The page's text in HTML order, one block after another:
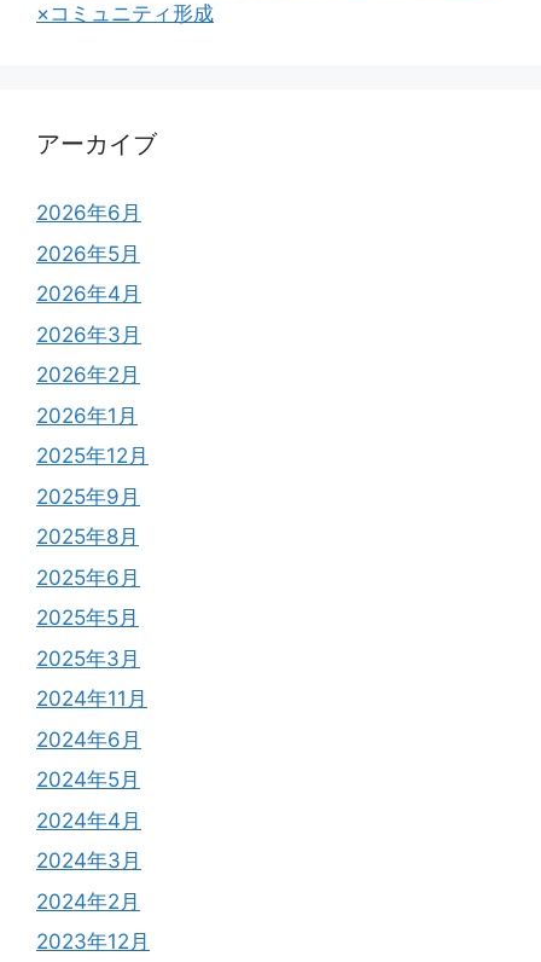
×コミュニティ形成
アーカイブ
2026年6月
2026年5月
2026年4月
2026年3月
2026年2月
2026年1月
2025年12月
2025年9月
2025年8月
2025年6月
2025年5月
2025年3月
2024年11月
2024年6月
2024年5月
2024年4月
2024年3月
2024年2月
2023年12月